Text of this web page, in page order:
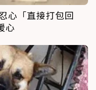
心「直接打包回
心